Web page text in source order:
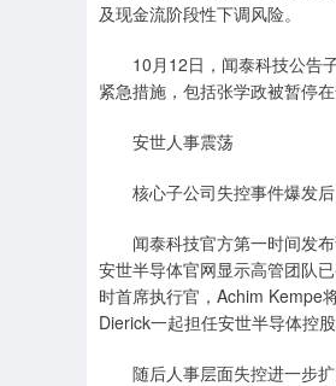
及现金流阶段性下调风险。
10月12日，闻泰科技公告子
紧急措施，包括张学政被暂停
安世人事震荡
核心子公司失控事件爆发后
闻泰科技官方第一时间发布
安世半导体官网显示高管团队
时首席执行官，Achim Kempe
Dierick一起担任安世半导体控
随后人事层面失控进一步扩